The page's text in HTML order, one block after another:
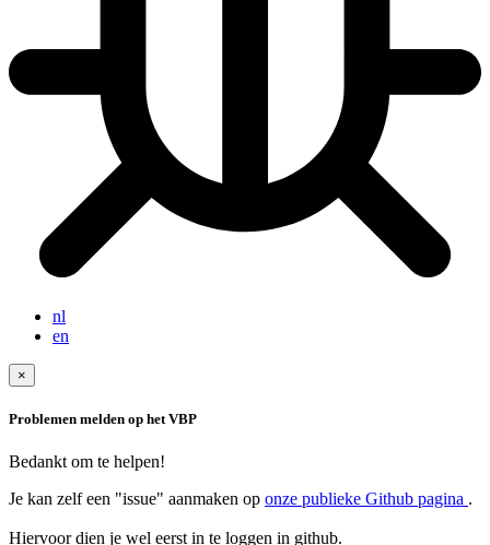
nl
en
×
Problemen melden op het VBP
Bedankt om te helpen!
Je kan zelf een "issue" aanmaken op onze publieke Github pagina .
Hiervoor dien je wel eerst in te loggen in github.